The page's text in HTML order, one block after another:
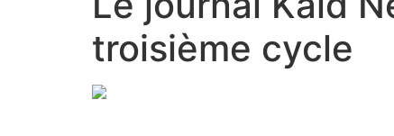
troisième cycle